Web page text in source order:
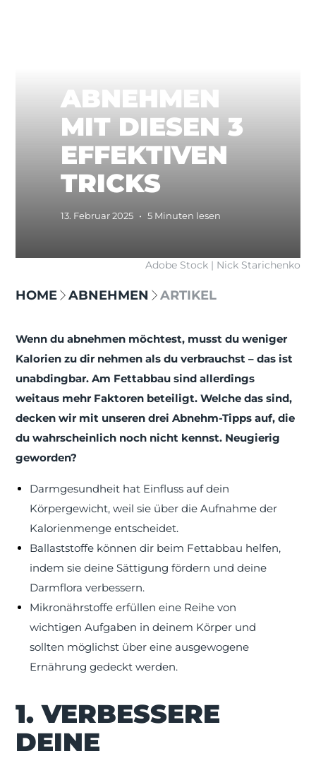
ABNEHMEN
MIT DIESEN 3
EFFEKTIVEN
TRICKS
13. Februar 2025 • 5 Minuten lesen
Adobe Stock | Nick Starichenko
HOME ABNEHMEN ARTIKEL
Wenn du abnehmen möchtest, musst du weniger
Kalorien zu dir nehmen als du verbrauchst – das ist
unabdingbar. Am Fettabbau sind allerdings
weitaus mehr Faktoren beteiligt. Welche das sind,
decken wir mit unseren drei Abnehm-Tipps auf, die
du wahrscheinlich noch nicht kennst. Neugierig
geworden?
Darmgesundheit hat Einfluss auf dein
Körpergewicht, weil sie über die Aufnahme der
Kalorienmenge entscheidet.
Ballaststoffe können dir beim Fettabbau helfen,
indem sie deine Sättigung fördern und deine
Darmflora verbessern.
Mikronährstoffe erfüllen eine Reihe von
wichtigen Aufgaben in deinem Körper und
sollten möglichst über eine ausgewogene
Ernährung gedeckt werden.
1. VERBESSERE
DEINE